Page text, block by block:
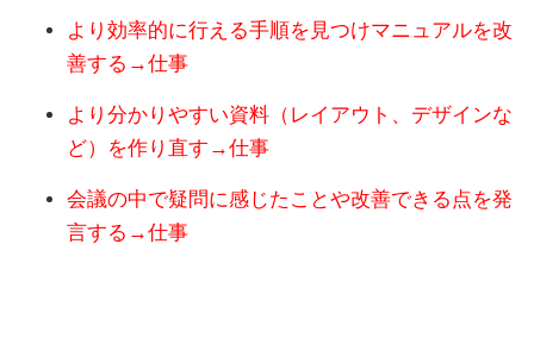
より効率的に行える手順を見つけマニュアルを改
善する→仕事
より分かりやすい資料（レイアウト、デザインな
ど）を作り直す→仕事
会議の中で疑問に感じたことや改善できる点を発
言する→仕事